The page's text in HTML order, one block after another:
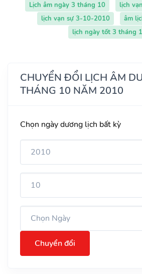
Lịch âm ngày 3 tháng 10
lịch
lịch vạn sự 3-10-2010
âm
lịch ngày tốt 3 tháng
CHUYỂN ĐỔI LỊCH ÂM
THÁNG 10 NĂM 2010
Chọn ngày dương lịch bất kỳ
Chuyển đổi